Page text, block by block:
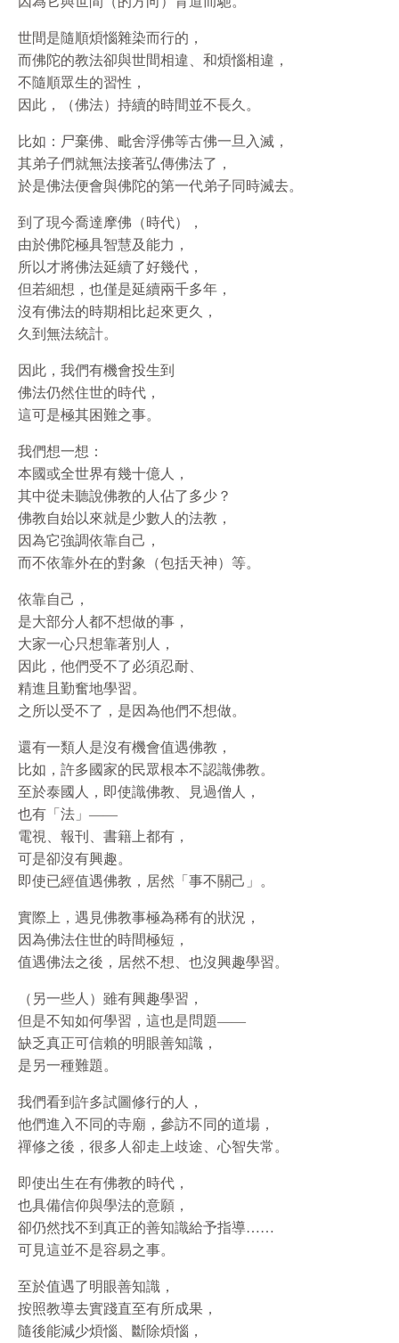
世間是隨順煩惱雜染而行的，
而佛陀的教法卻與世間相違、和煩惱相違，
不隨順眾生的習性，
因此，（佛法）持續的時間並不長久。
比如：尸棄佛、毗舍浮佛等古佛一旦入滅，
其弟子們就無法接著弘傳佛法了，
於是佛法便會與佛陀的第一代弟子同時滅去。
到了現今喬達摩佛（時代），
由於佛陀極具智慧及能力，
所以才將佛法延續了好幾代，
但若細想，也僅是延續兩千多年，
沒有佛法的時期相比起來更久，
久到無法統計。
因此，我們有機會投生到
佛法仍然住世的時代，
這可是極其困難之事。
我們想一想：
本國或全世界有幾十億人，
其中從未聽說佛教的人佔了多少？
佛教自始以來就是少數人的法教，
因為它強調依靠自己，
而不依靠外在的對象（包括天神）等。
依靠自己，
是大部分人都不想做的事，
大家一心只想靠著別人，
因此，他們受不了必須忍耐、
精進且勤奮地學習。
之所以受不了，是因為他們不想做。
還有一類人是沒有機會值遇佛教，
比如，許多國家的民眾根本不認識佛教。
至於泰國人，即使識佛教、見過僧人，
也有「法」——
電視、報刊、書籍上都有，
可是卻沒有興趣。
即使已經值遇佛教，居然「事不關己」。
實際上，遇見佛教事極為稀有的狀況，
因為佛法住世的時間極短，
值遇佛法之後，居然不想、也沒興趣學習。
（另一些人）雖有興趣學習，
但是不知如何學習，這也是問題——
缺乏真正可信賴的明眼善知識，
是另一種難題。
我們看到許多試圖修行的人，
他們進入不同的寺廟，參訪不同的道場，
禪修之後，很多人卻走上歧途、心智失常。
即使出生在有佛教的時代，
也具備信仰與學法的意願，
卻仍然找不到真正的善知識給予指導……
可見這並不是容易之事。
至於值遇了明眼善知識，
按照教導去實踐直至有所成果，
隨後能減少煩惱、斷除煩惱，